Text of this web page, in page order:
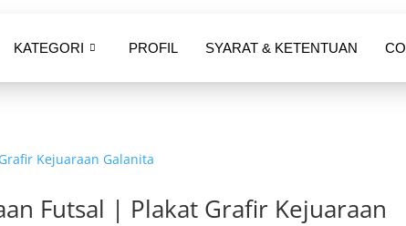
KATEGORI PROFIL SYARAT & KETENTUAN
Futsal | Plakat Grafir Kejuaraan